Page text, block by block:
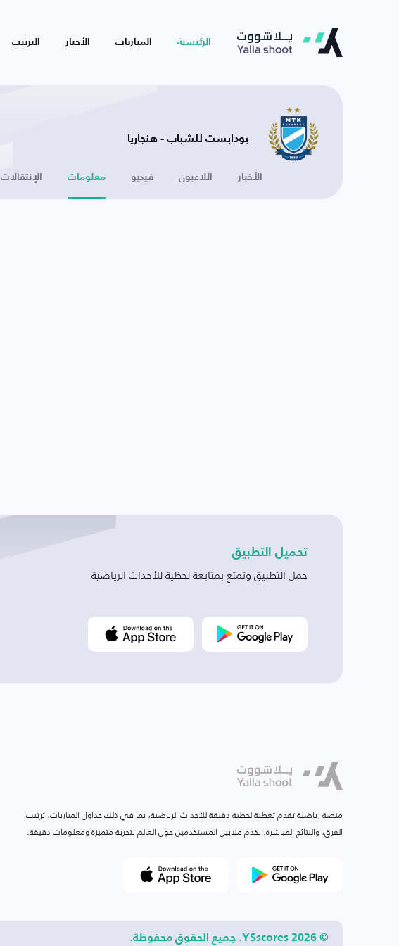
الرئيسية المباريات الأخبار الترتيب
بودابست للشباب - هنجاريا
الأخبار اللاعبون فيديو معلومات الإنتقالات
تحميل التطبيق
حمل التطبيق وتمتع بمتابعة لحظية للأحداث الرياضية
منصة رياضية تقدم تغطية لحظية دقيقة للأحداث الرياضية، بما في ذلك جداول المباريات، ترتيب
الفرق، والنتائج المباشرة. نخدم ملايين المستخدمين حول العالم بتجربة متميزة ومعلومات دقيقة.
© 2026 YSscores. جميع الحقوق محفوظة.